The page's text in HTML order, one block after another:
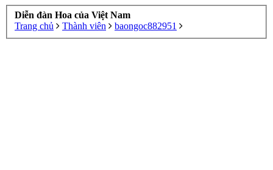
Diễn đàn Hoa của Việt Nam
Trang chủ
Thành viên baongoc882951